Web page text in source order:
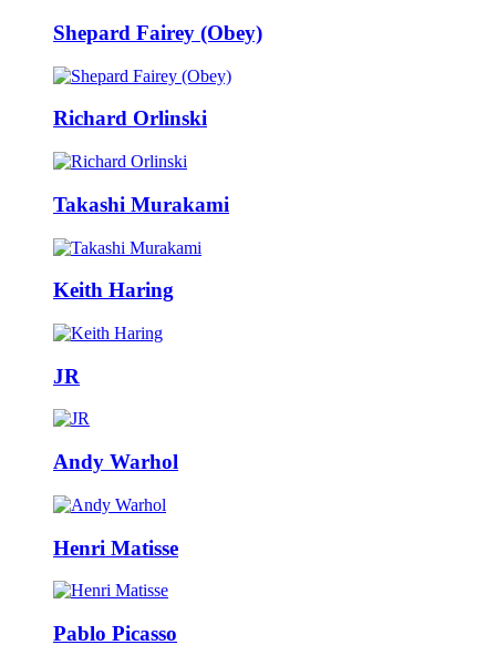
Shepard Fairey (Obey)
Richard Orlinski
Takashi Murakami
Keith Haring
JR
Andy Warhol
Henri Matisse
Pablo Picasso